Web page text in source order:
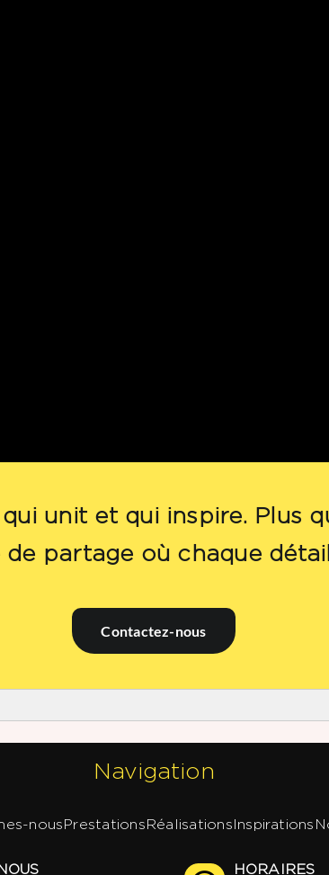
unit et qui inspire. Plus
de partage où chaque
Contactez-nous
Navigation
nousPrestationsRéalisationsInspirations
HORAIRES